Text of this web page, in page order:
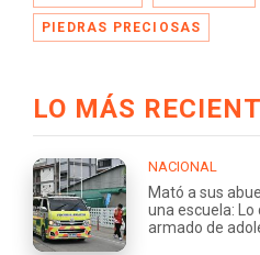
PIEDRAS PRECIOSAS
LO MÁS
NACIONAL
Mató a sus
una escuela:
armado de